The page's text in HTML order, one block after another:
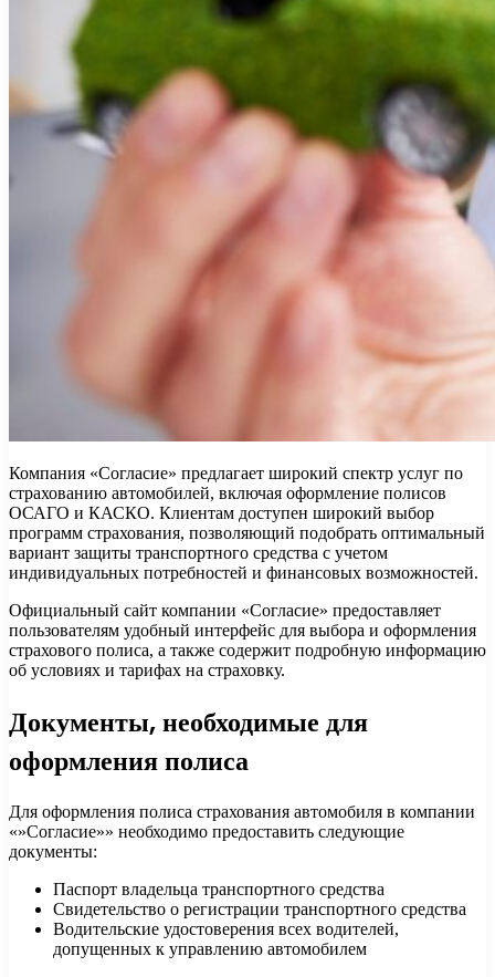
Компания «Согласие» предлагает широкий спектр услуг по
страхованию автомобилей, включая оформление полисов
ОСАГО и КАСКО. Клиентам доступен широкий выбор
программ страхования, позволяющий подобрать оптимальный
вариант защиты транспортного средства с учетом
индивидуальных потребностей и финансовых возможностей.
Официальный сайт компании «Согласие» предоставляет
пользователям удобный интерфейс для выбора и оформления
страхового полиса, а также содержит подробную информацию
об условиях и тарифах на страховку.
Документы, необходимые для
оформления полиса
Для оформления полиса страхования автомобиля в компании
«»Согласие»» необходимо предоставить следующие
документы:
Паспорт владельца транспортного средства
Свидетельство о регистрации транспортного средства
Водительские удостоверения всех водителей,
допущенных к управлению автомобилем